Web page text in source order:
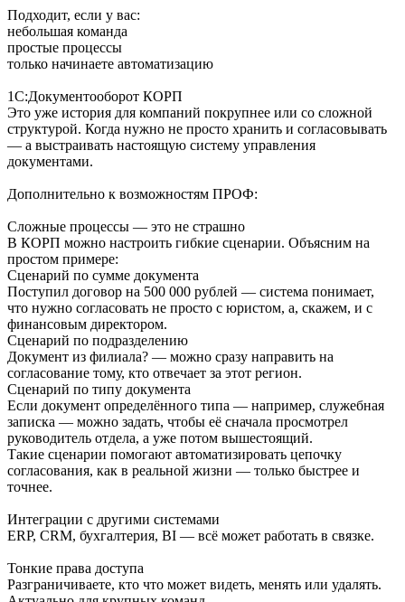
Подходит, если у вас:
небольшая команда
простые процессы
только начинаете автоматизацию
1С:Документооборот КОРП
Это уже история для компаний покрупнее или со сложной
структурой. Когда нужно не просто хранить и согласовывать
— а выстраивать настоящую систему управления
документами.
Дополнительно к возможностям ПРОФ:
Сложные процессы — это не страшно
В КОРП можно настроить гибкие сценарии. Объясним на
простом примере:
Сценарий по сумме документа
Поступил договор на 500 000 рублей — система понимает,
что нужно согласовать не просто с юристом, а, скажем, и с
финансовым директором.
Сценарий по подразделению
Документ из филиала? — можно сразу направить на
согласование тому, кто отвечает за этот регион.
Сценарий по типу документа
Если документ определённого типа — например, служебная
записка — можно задать, чтобы её сначала просмотрел
руководитель отдела, а уже потом вышестоящий.
Такие сценарии помогают автоматизировать цепочку
согласования, как в реальной жизни — только быстрее и
точнее.
Интеграции с другими системами
ERP, CRM, бухгалтерия, BI — всё может работать в связке.
Тонкие права доступа
Разграничиваете, кто что может видеть, менять или удалять.